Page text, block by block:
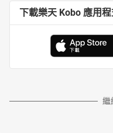
下載樂天 Kobo 應用
繼